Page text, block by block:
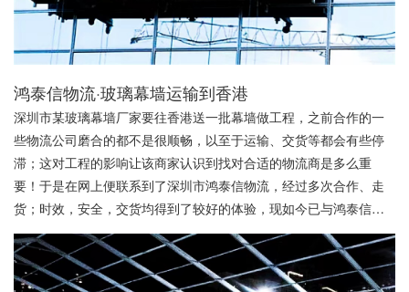
鸿泰信物流·玻璃幕墙运输到香港
深圳市某玻璃幕墙厂家要往香港送一批幕墙做工程，之前合作的一
些物流公司磨合的都不是很顺畅，以至于运输、交货等都会有些停
滞；这对工程的影响让该商家认识到找对合适的物流商是多么重
要！于是在网上便联系到了深圳市鸿泰信物流，经过多次合作、走
货；时效，安全，交货均得到了较好的体验，现如今已与鸿泰信物
流合作将近5年，目前已将公司的百分之九十五的工程幕墙运输交于
鸿泰信物流，放心！